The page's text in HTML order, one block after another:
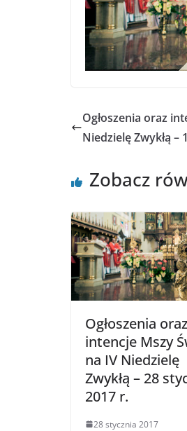
Ogłoszenia oraz
Niedzielę Zwykłą –
Zobacz
Ogłoszenia oraz
intencje Mszy
na IV Niedzielę
Zwykłą – 28
2017 r.
28 stycznia 2017